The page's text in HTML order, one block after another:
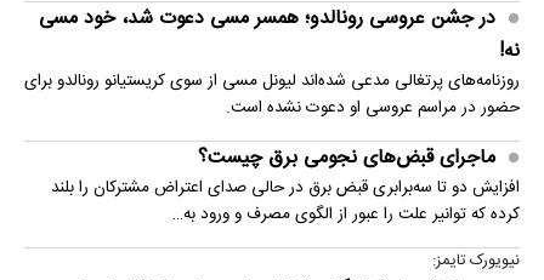
در جشن عروسی رونالدو؛ همسر مسی دعوت شد، خود مسی
نه!
روزنامه‌های پرتغالی مدعی شده‌اند لیونل مسی از سوی کریستیانو رونالدو برای
حضور در مراسم عروسی او دعوت نشده است.
ماجرای قبض‌های نجومی برق چیست؟
افزایش دو تا سه‌برابری قبض برق در حالی صدای اعتراض مشترکان را بلند
کرده که توانیر علت را عبور از الگوی مصرف و ورود به…
نیویورک تایمز: